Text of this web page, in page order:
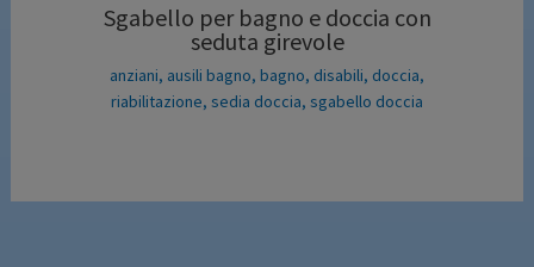
Sgabello per bagno e doccia con
seduta girevole
anziani, ausili bagno, bagno, disabili, doccia,
riabilitazione, sedia doccia, sgabello doccia